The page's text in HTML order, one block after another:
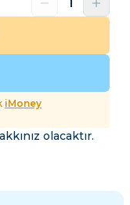
iMoney
olacaktır.